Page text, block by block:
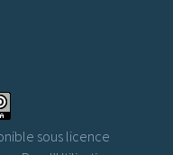
sous licence